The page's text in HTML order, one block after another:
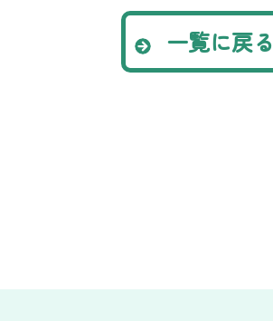
一覧に戻る